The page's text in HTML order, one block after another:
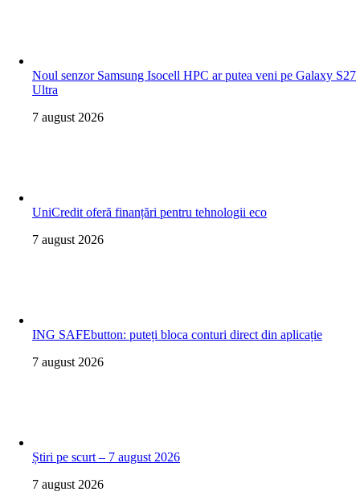
Noul senzor Samsung Isocell HPC ar putea veni pe Galaxy S27
Ultra
7 august 2026
UniCredit oferă finanțări pentru tehnologii eco
7 august 2026
ING SAFEbutton: puteți bloca conturi direct din aplicație
7 august 2026
Știri pe scurt – 7 august 2026
7 august 2026